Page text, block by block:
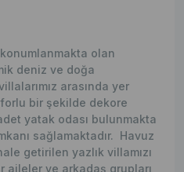
olan
deniz ve doğa
arasında yer
bir şekilde dekore
yatak odası bulunmakta
sağlamaktadır. Havuz
getirilen yazlık villamızı
aileler ve arkadaş grupları